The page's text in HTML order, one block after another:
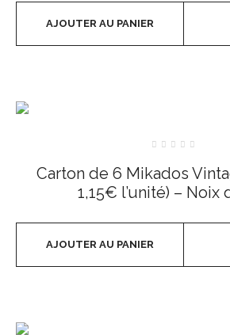
AJOUTER AU PANIER
sur
5
Carton de 6 Mikados
1,15€ l’unité) – Noix
AJOUTER AU PANIER